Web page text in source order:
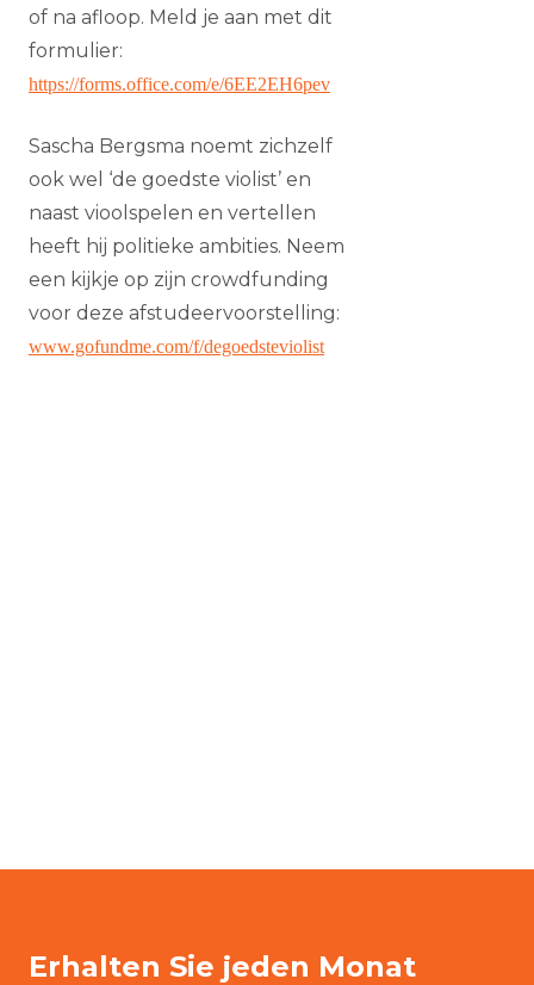
of na afloop. Meld je aan met dit
formulier:
https://forms.office.com/e/6EE2EH6pev
Sascha Bergsma noemt zichzelf
ook wel ‘de goedste violist’ en
naast vioolspelen en vertellen
heeft hij politieke ambities. Neem
een kijkje op zijn crowdfunding
voor deze afstudeervoorstelling:
www.gofundme.com/f/degoedsteviolist
Erhalten Sie jeden Monat